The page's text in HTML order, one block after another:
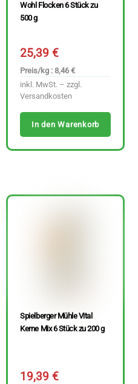
Wohl Flocken 6 Stück zu
500 g
25,39€
Preis/kg : 8,46 €
inkl. MwSt. – zzgl.
Versandkosten
In den Warenkorb
Spielberger Mühle Vital
Kerne Mix 6 Stück zu 200 g
19,39€